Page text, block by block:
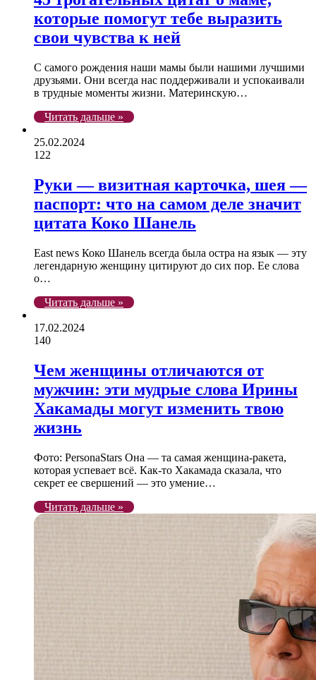
которые помогут тебе выразить
свои чувства к ней
С самого рождения наши мамы были нашими лучшими
друзьями. Они всегда нас поддерживали и успокаивали
в трудные моменты жизни. Материнскую…
Читать дальше »
25.02.2024
122
Руки — визитная карточка, шея —
паспорт: что на самом деле значит
цитата Коко Шанель
East news Коко Шанель всегда была остра на язык — эту
легендарную женщину цитируют до сих пор. Ее слова
о…
Читать дальше »
17.02.2024
140
Чем женщины отличаются от
мужчин: эти мудрые слова Ирины
Хакамады могут изменить твою
жизнь
Фото: PersonaStars Она — та самая женщина-ракета,
которая успевает всё. Как-то Хакамада сказала, что
секрет ее свершений — это умение…
Читать дальше »